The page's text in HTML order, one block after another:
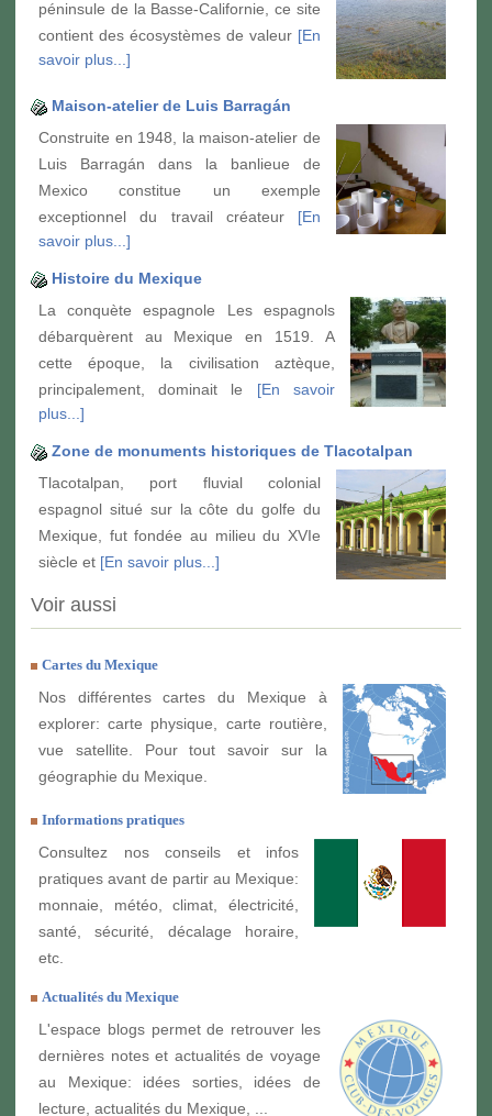
péninsule de la Basse-Californie, ce site
contient des écosystèmes de valeur [En
savoir plus...]
Maison-atelier de Luis Barragán
Construite en 1948, la maison-atelier de
Luis Barragán dans la banlieue de
Mexico constitue un exemple
exceptionnel du travail créateur [En
savoir plus...]
Histoire du Mexique
La conquète espagnole Les espagnols
débarquèrent au Mexique en 1519. A
cette époque, la civilisation aztèque,
principalement, dominait le [En savoir
plus...]
Zone de monuments historiques de Tlacotalpan
Tlacotalpan, port fluvial colonial
espagnol situé sur la côte du golfe du
Mexique, fut fondée au milieu du XVIe
siècle et [En savoir plus...]
Voir aussi
Cartes du Mexique
Nos différentes cartes du Mexique à
explorer: carte physique, carte routière,
vue satellite. Pour tout savoir sur la
géographie du Mexique.
Informations pratiques
Consultez nos conseils et infos
pratiques avant de partir au Mexique:
monnaie, météo, climat, électricité,
santé, sécurité, décalage horaire,
etc.
Actualités du Mexique
L'espace blogs permet de retrouver les
dernières notes et actualités de voyage
au Mexique: idées sorties, idées de
lecture, actualités du Mexique, ...